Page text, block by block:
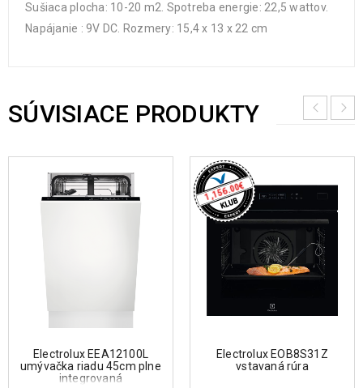
Sušiaca plocha: 10-20 m2. Spotreba energie: 22,5 wattov.
Napájanie : 9V DC. Rozmery: 15,4 x 13 x 22 cm
SÚVISIACE PRODUKTY
Electrolux EEA12100L
umývačka riadu 45cm plne
integrovaná
1,156.00€
Electrolux EOB8S31Z
vstavaná rúra